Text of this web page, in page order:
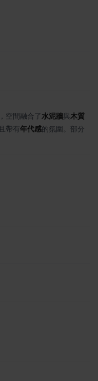
，空間融合了水泥牆與木質
且帶有年代感的氛圍。部分